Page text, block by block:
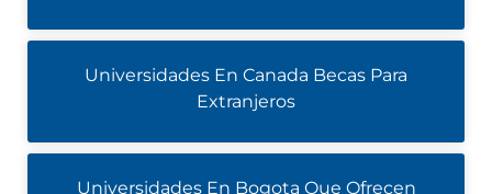
Universidades En Canada Becas Para
Extranjeros
Universidades En Bogota Que Ofrecen